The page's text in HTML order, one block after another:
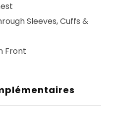
Sleeves, Cuffs &
Front